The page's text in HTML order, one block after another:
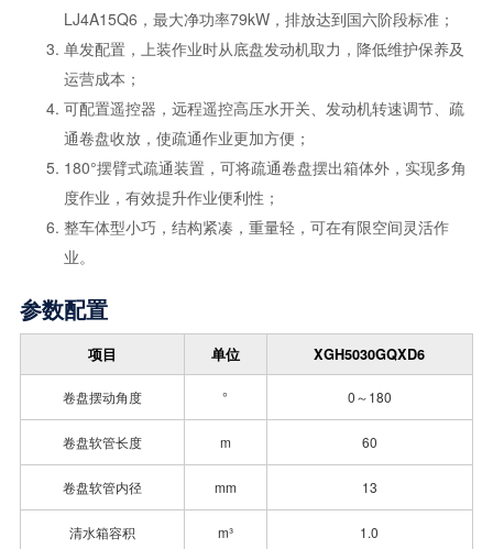
LJ4A15Q6，最大净功率79kW，排放达到国六阶段标准；
单发配置，上装作业时从底盘发动机取力，降低维护保养及
运营成本；
可配置遥控器，远程遥控高压水开关、发动机转速调节、疏
通卷盘收放，使疏通作业更加方便；
180°摆臂式疏通装置，可将疏通卷盘摆出箱体外，实现多角
度作业，有效提升作业便利性；
整车体型小巧，结构紧凑，重量轻，可在有限空间灵活作
业。
参数配置
项目 单位 XGH5030GQXD6
卷盘摆动角度 ° 0～180
卷盘软管长度 m 60
卷盘软管内径 mm 13
清水箱容积 m³ 1.0